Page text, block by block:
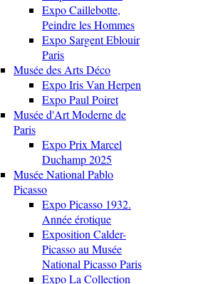
Expo Caillebotte,
Peindre les Hommes
Expo Sargent Eblouir
Paris
Musée des Arts Déco
Expo Iris Van Herpen
Expo Paul Poiret
Musée d'Art Moderne de
Paris
Expo Prix Marcel
Duchamp 2025
Musée National Pablo
Picasso
Expo Picasso 1932.
Année érotique
Exposition Calder-
Picasso au Musée
National Picasso Paris
Expo La Collection